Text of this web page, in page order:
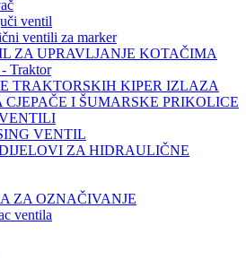
ventil
ventili za marker
ZA UPRAVLJANJE KOTAČIMA
Traktor
TRAKTORSKIH KIPER IZLAZA
I ŠUMARSKE PRIKOLICE
VENTIL
ZA HIDRAULIČNE
ZA OZNAČIVANJE
ventila